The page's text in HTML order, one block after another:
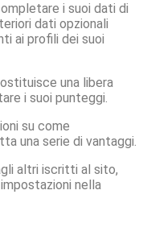
i suoi dati di
dati opzionali
ai profili dei suoi
una libera
i suoi punteggi.
su come
una serie di vantaggi.
altri iscritti al sito,
nella